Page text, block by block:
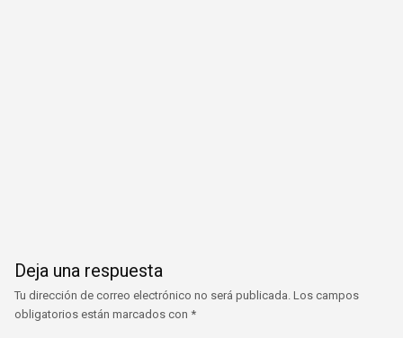
Deja una respuesta
Tu dirección de correo electrónico no será publicada. Los campos
obligatorios están marcados con *